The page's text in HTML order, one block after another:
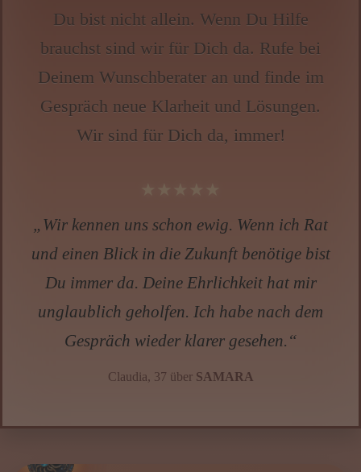
Du bist nicht allein. Wenn Du Hilfe
brauchst sind wir für Dich da. Rufe bei
Deinem Wunschberater an und finde im
Gespräch neue Klarheit und Lösungen.
Wir sind für Dich da, immer!
„Wir kennen uns schon ewig. Wenn ich Rat
und einen Blick in die Zukunft benötige bist
Du immer da. Deine Ehrlichkeit hat mir
unglaublich geholfen. Ich habe nach dem
Gespräch wieder klarer gesehen.“
Claudia, 37 über SAMARA